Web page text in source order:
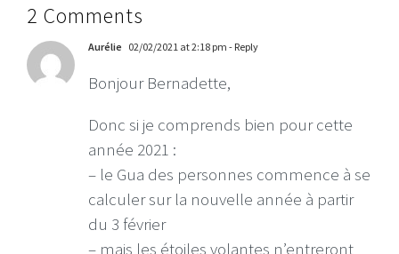
2 Comments
Aurélie 02/02/2021 at 2:18 pm - Reply
Bonjour Bernadette,
Donc si je comprends bien pour cette
année 2021 :
– le Gua des personnes commence à se
calculer sur la nouvelle année à partir
du 3 février
– mais les étoiles volantes n’entreront